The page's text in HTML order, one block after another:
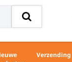
Verzending